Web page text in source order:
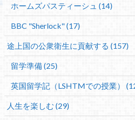
ホームズパスティーシュ (14)
BBC "Sherlock" (17)
途上国の公衆衛生に貢献する (157)
留学準備 (25)
英国留学記（LSHTMでの授業）
人生を楽しむ (29)